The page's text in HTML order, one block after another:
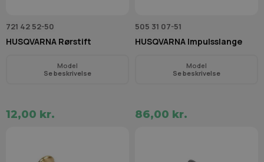
721 42 52-50
HUSQVARNA Rørstift
Model
Se beskrivelse
12,00 kr.
505 31 07-51
HUSQVARNA Impulsslange
Model
Se beskrivelse
86,00 kr.